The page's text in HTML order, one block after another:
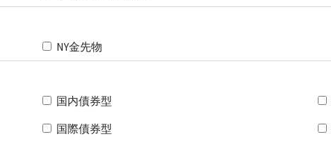
NY金先物
国内債券型
国際債券型